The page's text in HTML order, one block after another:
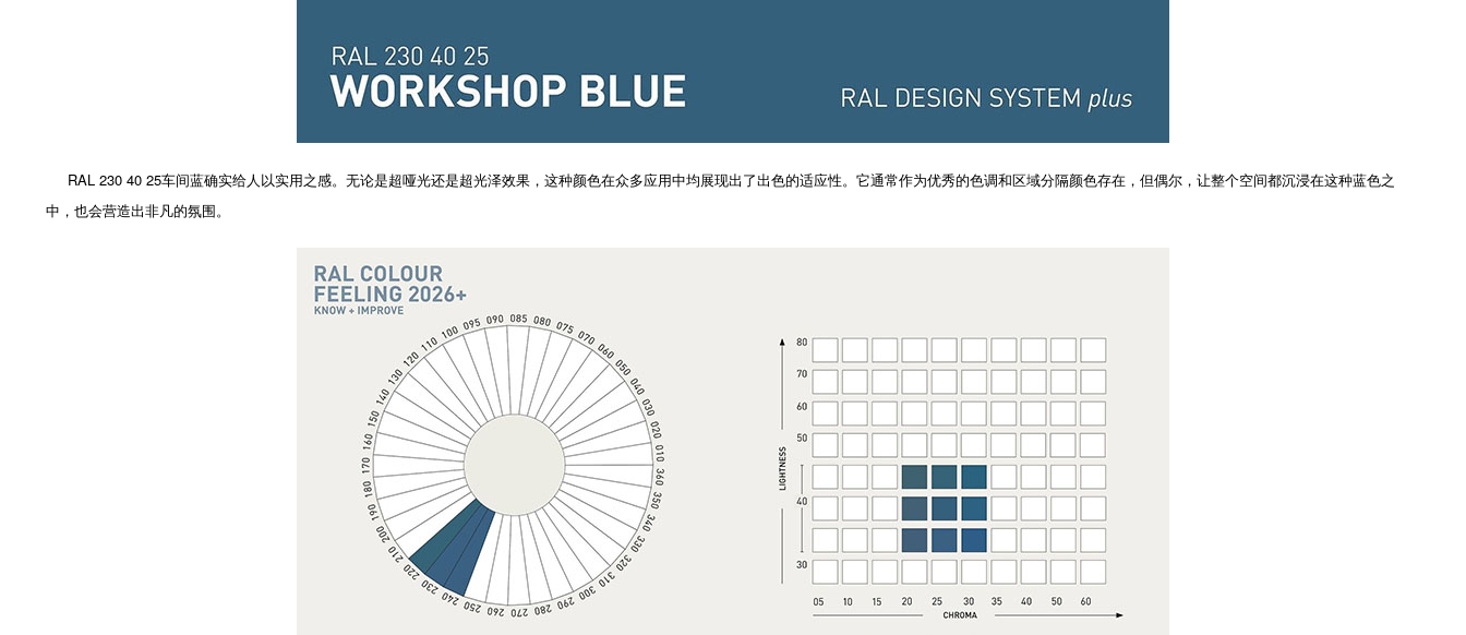
RAL 230 40 25车间蓝确实给人以实用之感。无论是超哑光还是超光泽效果，这种颜色在众多应用中均展现出了出色的适应性。它通常作为优秀的色调和区域分隔颜色存在，但偶尔，让整个空间都沉浸在这种蓝色之
中，也会营造出非凡的氛围。